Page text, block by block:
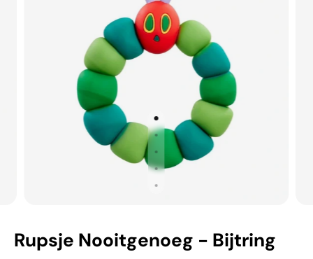
Rupsje Nooitgenoeg - Bijtring